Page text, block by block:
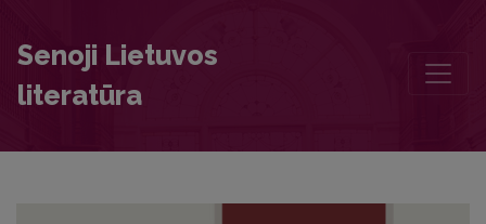
Senoji Lietuvos
literatūra